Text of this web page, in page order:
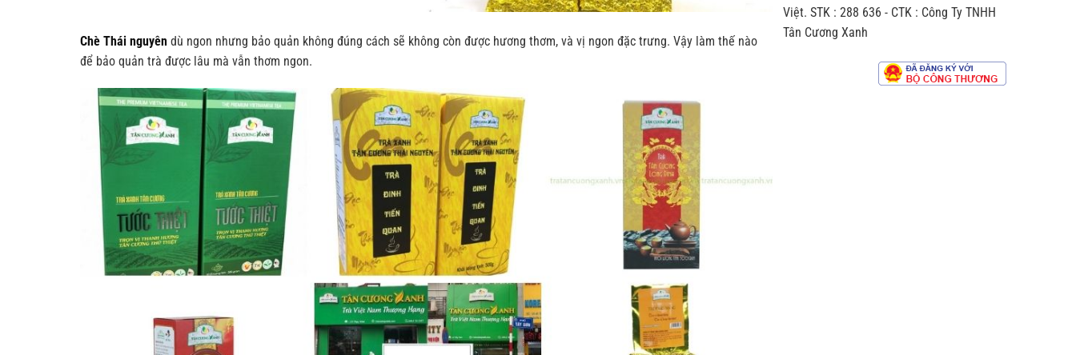
Chè Thái nguyên dù ngon nhưng bảo quản không đúng cách sẽ không còn được hương thơm, và vị ngon đặc trưng. Vậy làm thế nào
để bảo quản trà được lâu mà vẫn thơm ngon.
theo
dây
nghiệp
Việt. STK : 288 636 - CTK : Công Ty TNHH
Tân Cương Xanh